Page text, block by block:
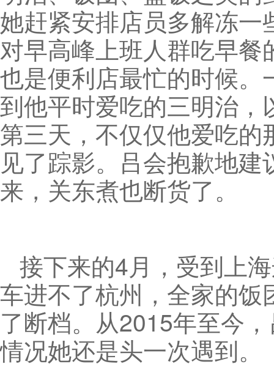
她赶紧安排店员多解冻
对早高峰上班人群吃早
也是便利店最忙的时候
到他平时爱吃的三明治
第三天，不仅仅他爱吃
见了踪影。吕会抱歉地
来，关东煮也断货了。
接下来的4月，受到上
车进不了杭州，全家的
了断档。从2015年至今
情况她还是头一次遇到。